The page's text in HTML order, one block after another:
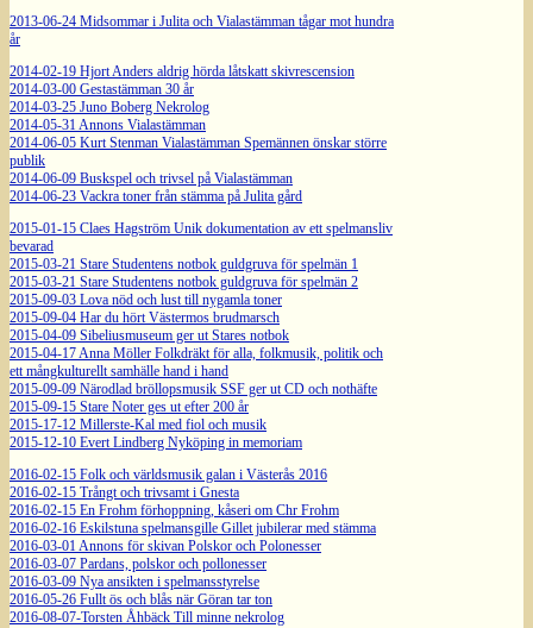
2013-06-24 Midsommar i Julita och Vialastämman tågar mot hundra
år
2014-02-19 Hjort Anders aldrig hörda låtskatt skivrescension
2014-03-00 Gestastämman 30 år
2014-03-25 Juno Boberg Nekrolog
2014-05-31 Annons Vialastämman
2014-06-05 Kurt Stenman Vialastämman Spemännen önskar större
publik
2014-06-09 Buskspel och trivsel på Vialastämman
2014-06-23 Vackra toner från stämma på Julita gård
2015-01-15 Claes Hagström Unik dokumentation av ett spelmansliv
bevarad
2015-03-21 Stare Studentens notbok guldgruva för spelmän 1
2015-03-21 Stare Studentens notbok guldgruva för spelmän 2
2015-09-03 Lova nöd och lust till nygamla toner
2015-09-04 Har du hört Västermos brudmarsch
2015-04-09 Sibeliusmuseum ger ut Stares notbok
2015-04-17 Anna Möller Folkdräkt för alla, folkmusik, politik och
ett mångkulturellt samhälle hand i hand
2015-09-09 Närodlad bröllopsmusik SSF ger ut CD och nothäfte
2015-09-15 Stare Noter ges ut efter 200 år
2015-17-12 Millerste-Kal med fiol och musik
2015-12-10 Evert Lindberg Nyköping in memoriam
2016-02-15 Folk och världsmusik galan i Västerås 2016
2016-02-15 Trångt och trivsamt i Gnesta
2016-02-15 En Frohm förhoppning, kåseri om Chr Frohm
2016-02-16 Eskilstuna spelmansgille Gillet jubilerar med stämma
2016-03-01 Annons för skivan Polskor och Polonesser
2016-03-07 Pardans, polskor och pollonesser
2016-03-09 Nya ansikten i spelmansstyrelse
2016-05-26 Fullt ös och blås när Göran tar ton
2016-08-07-Torsten Åhbäck Till minne nekrolog